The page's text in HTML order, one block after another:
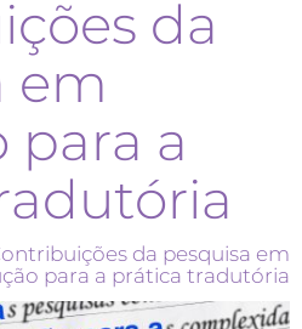
da
em
para a
da pesquisa em
para a prática tradutória